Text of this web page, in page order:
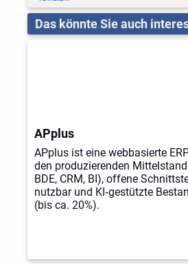
Das könnte Sie auch
APplus
APplus ist eine webbasierte
den produzierenden
BDE, CRM, BI), offene
nutzbar und KI‑gestützte
(bis ca. 20%).